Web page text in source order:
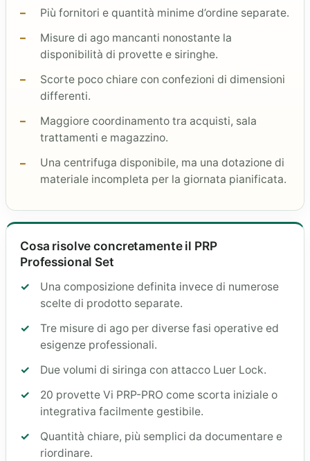
Più fornitori e quantità minime d’ordine separate.
Misure di ago mancanti nonostante la
disponibilità di provette e siringhe.
Scorte poco chiare con confezioni di dimensioni
differenti.
Maggiore coordinamento tra acquisti, sala
trattamenti e magazzino.
Una centrifuga disponibile, ma una dotazione di
materiale incompleta per la giornata pianificata.
Cosa risolve concretamente il PRP
Professional Set
Una composizione definita invece di numerose
scelte di prodotto separate.
Tre misure di ago per diverse fasi operative ed
esigenze professionali.
Due volumi di siringa con attacco Luer Lock.
20 provette Vi PRP-PRO come scorta iniziale o
integrativa facilmente gestibile.
Quantità chiare, più semplici da documentare e
riordinare.